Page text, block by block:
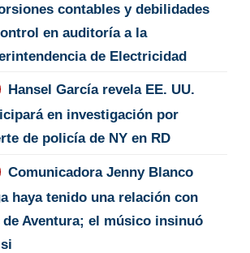
contables y debilidades
en auditoría a la
de Electricidad
Hansel García revela EE. UU.
en investigación por
de policía de NY en RD
Comunicadora Jenny Blanco
haya tenido una relación con
de Aventura; el músico insinuó